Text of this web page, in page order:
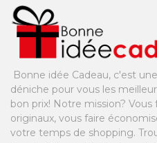
Bonne idée Cadeau, c'est
déniche pour vous les
bon prix! Notre mission?
originaux, vous faire
votre temps de shopping.